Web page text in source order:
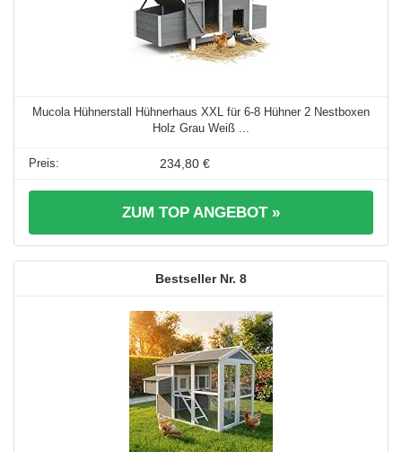
Mucola Hühnerstall Hühnerhaus XXL für 6-8 Hühner 2 Nestboxen
Holz Grau Weiß ...
234,80 €
ZUM TOP ANGEBOT »
8